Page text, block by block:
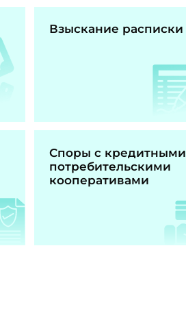
Взыскание расписки
Споры с кредитными
потребительскими
кооперативами